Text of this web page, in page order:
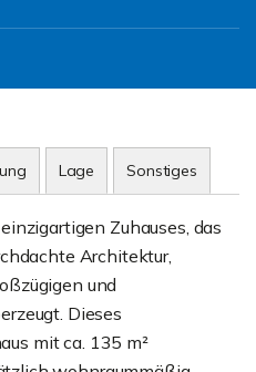
Lage Sonstiges
Zuhauses, das
Architektur,
und
Dieses
mit ca. 135 m²